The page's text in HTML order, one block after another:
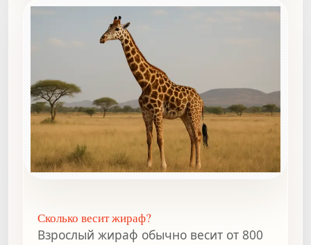
Сколько весит жираф?
Взрослый жираф обычно весит от 800